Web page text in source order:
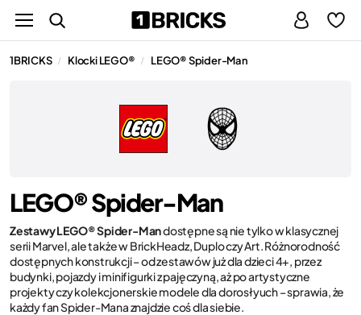
1BRICKS / Klocki LEGO® / LEGO® Spider-Man
LEGO® Spider-Man
Zestawy LEGO® Spider-Mandostępne są nie tylko w klasycznej
serii Marvel, ale także w BrickHeadz, Duplo czy Art. Różnorodność
dostępnych konstrukcji – od zestawów już dla dzieci 4+, przez
budynki, pojazdy i minifigurki z pajęczyną, aż po artystyczne
projekty czy kolekcjonerskie modele dla dorosłyuch – sprawia, że
każdy fan Spider-Mana znajdzie coś dla siebie.